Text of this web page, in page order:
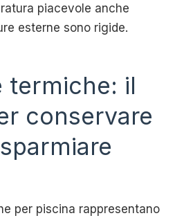
piacevole anche
esterne sono rigide.
termiche: il
conservare
per piscina rappresentano